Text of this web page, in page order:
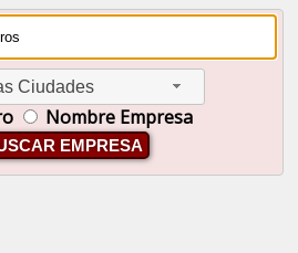
Ciudades
Nombre Empresa
EMPRESA